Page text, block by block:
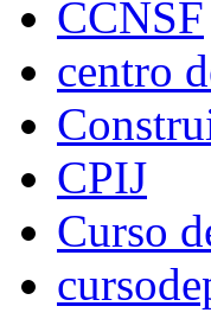
CCNSF
centro
CPIJ
Curso